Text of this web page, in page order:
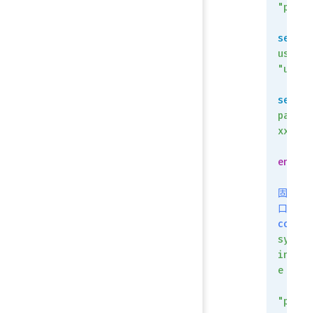
set
set
end
固定IP
口配置
config
system
e